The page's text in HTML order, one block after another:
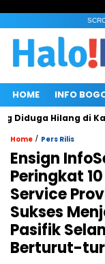
HOME INFO
Hilang di
Home / Pers Rilis
Ensign
Peringkat
Service
Sukses
Pasifik
Berturut-